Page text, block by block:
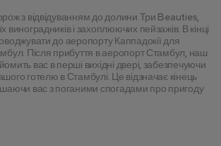
з відвідуванням до долини Три Beauties,
виноградників і захоплюючих пейзажів. В кінці
до аеропорту Каппадокії для
Після прибуття в аеропорт Стамбул, наш
вас в перші вихідні двері, забезпечуючи
готелю в Стамбулі. Це відзначає кінець
вас з поганими спогадами про пригоду